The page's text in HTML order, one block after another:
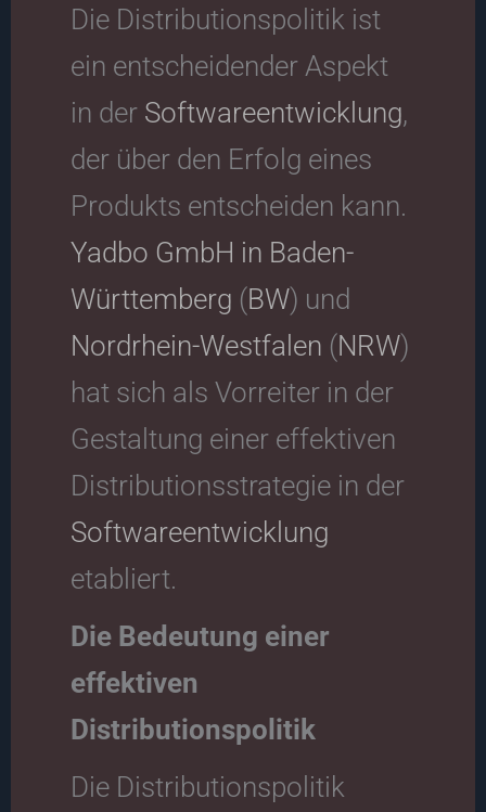
Die Distributionspolitik ist
ein entscheidender Aspekt
in der Softwareentwicklung,
der über den Erfolg eines
Produkts entscheiden kann.
Yadbo GmbH in Baden-
Württemberg (BW) und
Nordrhein-Westfalen (NRW)
hat sich als Vorreiter in der
Gestaltung einer effektiven
Distributionsstrategie in der
Softwareentwicklung
etabliert.
Die Bedeutung einer
effektiven
Distributionspolitik
Die Distributionspolitik